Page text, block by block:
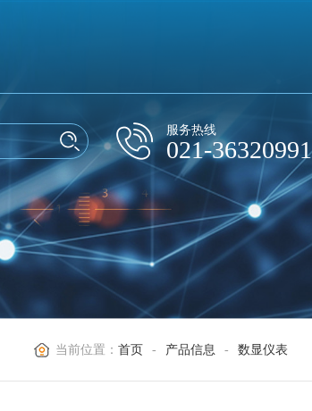
服务热线
021-36320991
当前位置：首页 - 产品信息 - 数显仪表